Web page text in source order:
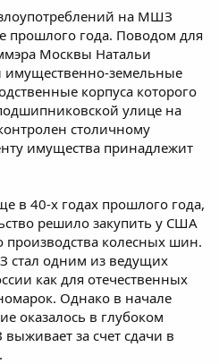
на МШЗ
прошлого года. Поводом для
Москвы Натальи
земельные
корпуса которого
улице на
столичному
имущества принадлежит
в 40-х годах прошлого года,
решило закупить у США
производства колесных шин.
стал одним из ведущих
как для отечественных
Однако в начале
оказалось в глубоком
за счет сдачи в